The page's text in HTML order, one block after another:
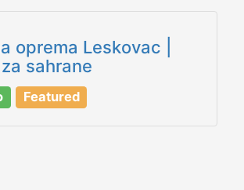
oprema Leskovac |
sahrane
Featured